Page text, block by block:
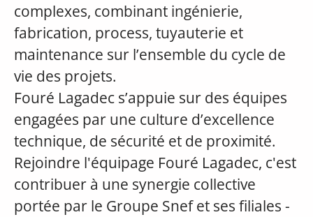
complexes, combinant ingénierie,
fabrication, process, tuyauterie et
maintenance sur l’ensemble du cycle de
vie des projets.
Fouré Lagadec s’appuie sur des équipes
engagées par une culture d’excellence
technique, de sécurité et de proximité.
Rejoindre l'équipage Fouré Lagadec, c'est
contribuer à une synergie collective
portée par le Groupe Snef et ses filiales -